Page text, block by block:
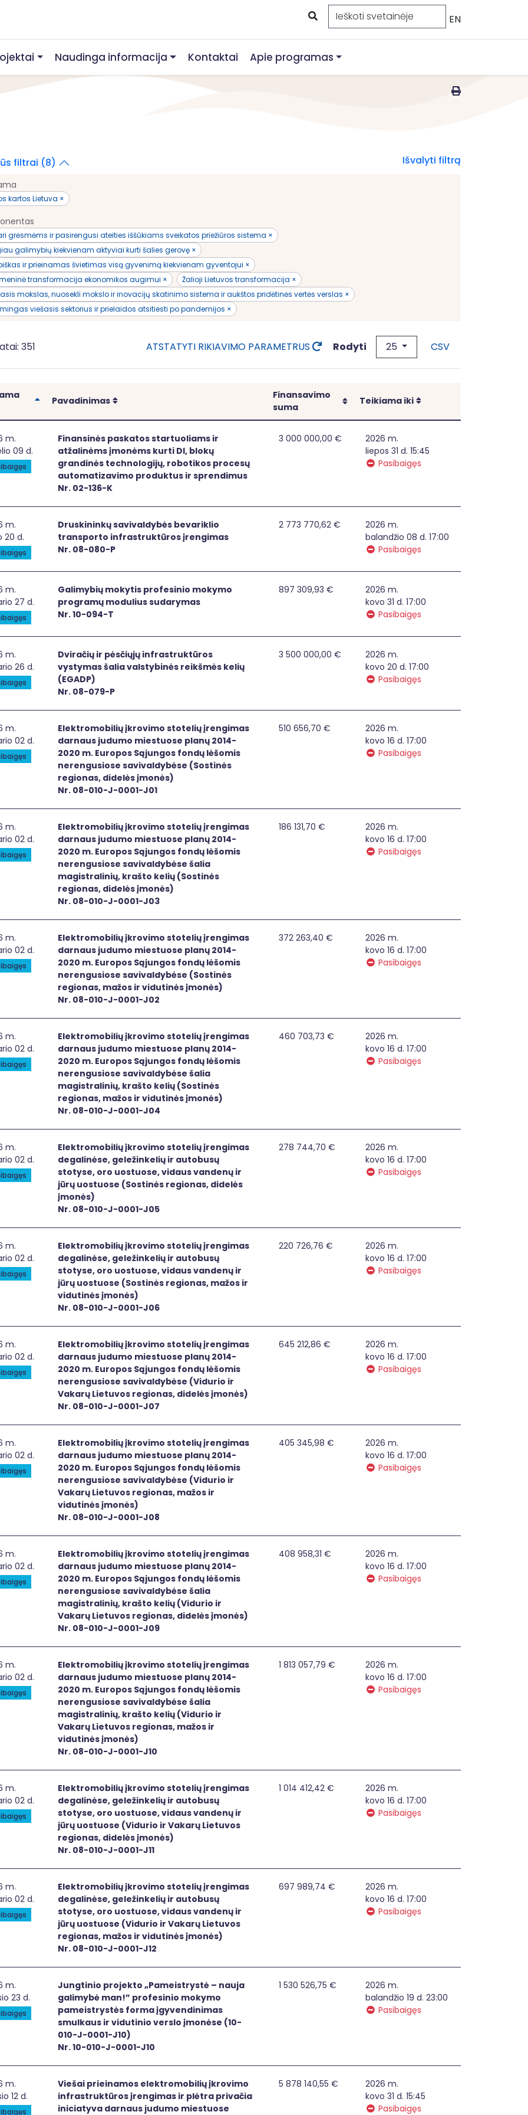
EN
Naudinga informacija Kontaktai Apie programas
filtrai (8) Išvalyti filtrą
kartos Lietuva ×
grėsmėms ir pasirengusi ateities iššūkiams sveikatos priežiūros sistema ×
galimybių kiekvienam aktyviai kurti šalies gerovę ×
ir prieinamas švietimas visą gyvenimą kiekvienam gyventojui ×
transformacija ekonomikos augimui ×
Žalioji Lietuvos transformacija ×
mokslas, nuosekli mokslo ir inovacijų skatinimo sistema ir aukštos pridėtinės vertės verslas ×
viešasis sektorius ir prielaidos atsitiesti po pandemijos ×
351 ATSTATYTI RIKIAVIMO PARAMETRUS Rodyti 25 CSV
Rikiuoti
Pavadinimas Rikiuoti
Finansavimo
suma
Rikiuoti
Teikiama iki Rikiuoti
paskatos startuoliams ir atžalinėms įmonėms kurti DI, blokų grandinės technologijų, robotikos procesų
m.
09 d.
Finansinės paskatos startuoliams ir
atžalinėms įmonėms kurti DI, blokų
grandinės technologijų, robotikos procesų
automatizavimo produktus ir sprendimus
Nr. 02-136-K
3 000 000,00 €
2026 m.
liepos 31 d. 15:45
Pasibaigęs
savivaldybės bevariklio transporto infrastruktūros įrengimas
m.
20 d.
Druskininkų savivaldybės bevariklio
transporto infrastruktūros įrengimas
Nr. 08-080-P
2 773 770,62 €
2026 m.
balandžio 08 d. 17:00
Pasibaigęs
mokytis profesinio mokymo programų modulius sudarymas
m.
27 d.
Galimybių mokytis profesinio mokymo
programų modulius sudarymas
Nr. 10-094-T
897 309,93 €
2026 m.
kovo 31 d. 17:00
Pasibaigęs
ir pėsčiųjų infrastruktūros vystymas šalia valstybinės reikšmės kelių (EGADP)
m.
26 d.
Dviračių ir pėsčiųjų infrastruktūros
vystymas šalia valstybinės reikšmės kelių
(EGADP)
Nr. 08-079-P
3 500 000,00 €
2026 m.
kovo 20 d. 17:00
Pasibaigęs
įkrovimo stotelių įrengimas darnaus judumo miestuose planų 2014-2020 m. Europos Sąjungos fondų
m.
02 d.
Elektromobilių įkrovimo stotelių įrengimas
darnaus judumo miestuose planų 2014-
2020 m. Europos Sąjungos fondų lėšomis
nerengusiose savivaldybėse (Sostinės
regionas, didelės įmonės)
Nr. 08-010-J-0001-J01
510 656,70 €
2026 m.
kovo 16 d. 17:00
Pasibaigęs
įkrovimo stotelių įrengimas darnaus judumo miestuose planų 2014-2020 m. Europos Sąjungos fondų
m.
02 d.
Elektromobilių įkrovimo stotelių įrengimas
darnaus judumo miestuose planų 2014-
2020 m. Europos Sąjungos fondų lėšomis
nerengusiose savivaldybėse šalia
magistralinių, krašto kelių (Sostinės
regionas, didelės įmonės)
Nr. 08-010-J-0001-J03
186 131,70 €
2026 m.
kovo 16 d. 17:00
Pasibaigęs
įkrovimo stotelių įrengimas darnaus judumo miestuose planų 2014-2020 m. Europos Sąjungos fondų
m.
02 d.
Elektromobilių įkrovimo stotelių įrengimas
darnaus judumo miestuose planų 2014-
2020 m. Europos Sąjungos fondų lėšomis
nerengusiose savivaldybėse (Sostinės
regionas, mažos ir vidutinės įmonės)
Nr. 08-010-J-0001-J02
372 263,40 €
2026 m.
kovo 16 d. 17:00
Pasibaigęs
įkrovimo stotelių įrengimas darnaus judumo miestuose planų 2014-2020 m. Europos Sąjungos fondų
m.
02 d.
Elektromobilių įkrovimo stotelių įrengimas
darnaus judumo miestuose planų 2014-
2020 m. Europos Sąjungos fondų lėšomis
nerengusiose savivaldybėse šalia
magistralinių, krašto kelių (Sostinės
regionas, mažos ir vidutinės įmonės)
Nr. 08-010-J-0001-J04
460 703,73 €
2026 m.
kovo 16 d. 17:00
Pasibaigęs
įkrovimo stotelių įrengimas degalinėse, geležinkelių ir autobusų stotyse, oro uostuose, vidaus vandenų ir
m.
02 d.
Elektromobilių įkrovimo stotelių įrengimas
degalinėse, geležinkelių ir autobusų
stotyse, oro uostuose, vidaus vandenų ir
jūrų uostuose (Sostinės regionas, didelės
įmonės)
Nr. 08-010-J-0001-J05
278 744,70 €
2026 m.
kovo 16 d. 17:00
Pasibaigęs
įkrovimo stotelių įrengimas degalinėse, geležinkelių ir autobusų stotyse, oro uostuose, vidaus vandenų
m.
02 d.
Elektromobilių įkrovimo stotelių įrengimas
degalinėse, geležinkelių ir autobusų
stotyse, oro uostuose, vidaus vandenų ir
jūrų uostuose (Sostinės regionas, mažos ir
vidutinės įmonės)
Nr. 08-010-J-0001-J06
220 726,76 €
2026 m.
kovo 16 d. 17:00
Pasibaigęs
įkrovimo stotelių įrengimas darnaus judumo miestuose planų 2014-2020 m. Europos Sąjungos fondų
m.
02 d.
Elektromobilių įkrovimo stotelių įrengimas
darnaus judumo miestuose planų 2014-
2020 m. Europos Sąjungos fondų lėšomis
nerengusiose savivaldybėse (Vidurio ir
Vakarų Lietuvos regionas, didelės įmonės)
Nr. 08-010-J-0001-J07
645 212,86 €
2026 m.
kovo 16 d. 17:00
Pasibaigęs
įkrovimo stotelių įrengimas darnaus judumo miestuose planų 2014-2020 m. Europos Sąjungos fondų
m.
02 d.
Elektromobilių įkrovimo stotelių įrengimas
darnaus judumo miestuose planų 2014-
2020 m. Europos Sąjungos fondų lėšomis
nerengusiose savivaldybėse (Vidurio ir
Vakarų Lietuvos regionas, mažos ir
vidutinės įmonės)
Nr. 08-010-J-0001-J08
405 345,98 €
2026 m.
kovo 16 d. 17:00
Pasibaigęs
įkrovimo stotelių įrengimas darnaus judumo miestuose planų 2014-2020 m. Europos Sąjungos fondų
m.
02 d.
Elektromobilių įkrovimo stotelių įrengimas
darnaus judumo miestuose planų 2014-
2020 m. Europos Sąjungos fondų lėšomis
nerengusiose savivaldybėse šalia
magistralinių, krašto kelių (Vidurio ir
Vakarų Lietuvos regionas, didelės įmonės)
Nr. 08-010-J-0001-J09
408 958,31 €
2026 m.
kovo 16 d. 17:00
Pasibaigęs
įkrovimo stotelių įrengimas darnaus judumo miestuose planų 2014-2020 m. Europos Sąjungos fondų
m.
02 d.
Elektromobilių įkrovimo stotelių įrengimas
darnaus judumo miestuose planų 2014-
2020 m. Europos Sąjungos fondų lėšomis
nerengusiose savivaldybėse šalia
magistralinių, krašto kelių (Vidurio ir
Vakarų Lietuvos regionas, mažos ir
vidutinės įmonės)
Nr. 08-010-J-0001-J10
1 813 057,79 €
2026 m.
kovo 16 d. 17:00
Pasibaigęs
įkrovimo stotelių įrengimas degalinėse, geležinkelių ir autobusų stotyse, oro uostuose, vidaus vandenų
m.
02 d.
Elektromobilių įkrovimo stotelių įrengimas
degalinėse, geležinkelių ir autobusų
stotyse, oro uostuose, vidaus vandenų ir
jūrų uostuose (Vidurio ir Vakarų Lietuvos
regionas, didelės įmonės)
Nr. 08-010-J-0001-J11
1 014 412,42 €
2026 m.
kovo 16 d. 17:00
Pasibaigęs
įkrovimo stotelių įrengimas degalinėse, geležinkelių ir autobusų stotyse, oro uostuose, vidaus vandenų
m.
02 d.
Elektromobilių įkrovimo stotelių įrengimas
degalinėse, geležinkelių ir autobusų
stotyse, oro uostuose, vidaus vandenų ir
jūrų uostuose (Vidurio ir Vakarų Lietuvos
regionas, mažos ir vidutinės įmonės)
Nr. 08-010-J-0001-J12
697 989,74 €
2026 m.
kovo 16 d. 17:00
Pasibaigęs
projekto „Pameistrystė – nauja galimybė man!” profesinio mokymo pameistrystės forma įgyvendinimas
m.
23 d.
Jungtinio projekto „Pameistrystė – nauja
galimybė man!” profesinio mokymo
pameistrystės forma įgyvendinimas
smulkaus ir vidutinio verslo įmonėse (10-
010-J-0001-J10)
Nr. 10-010-J-0001-J10
1 530 526,75 €
2026 m.
balandžio 19 d. 23:00
Pasibaigęs
prieinamos elektromobilių įkrovimo infrastruktūros įrengimas ir plėtra privačia iniciatyva darnaus judumo
m.
12 d.
Viešai prieinamos elektromobilių įkrovimo
infrastruktūros įrengimas ir plėtra privačia
iniciatyva darnaus judumo miestuose
5 878 140,55 €
2026 m.
kovo 31 d. 15:45
Pasibaigęs